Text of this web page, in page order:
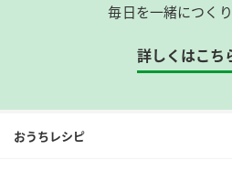
毎日を一緒につくり
詳しくはこち
おうちレシピ